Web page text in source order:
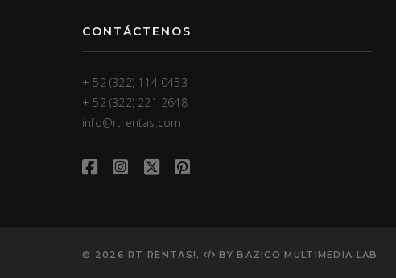
CONTÁCTENOS
+ 52 (322) 114 0453
+ 52 (322) 221 2648
info@rtrentas.com
© 2026 RT RENTAS!. BYBAZICO MULTIMEDIA LAB